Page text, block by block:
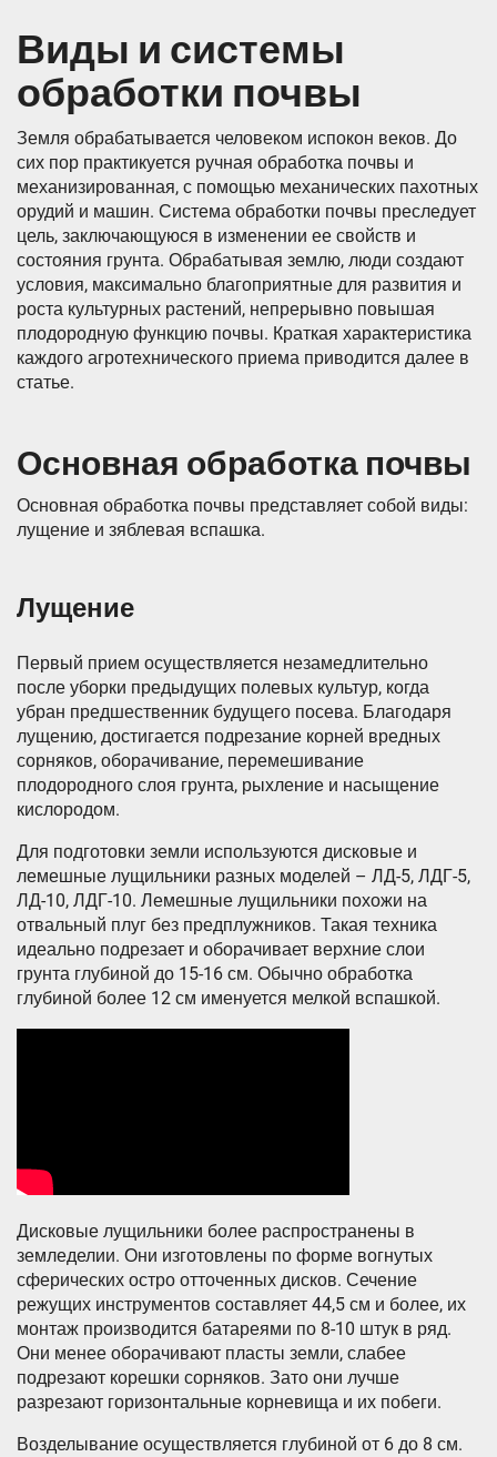
Виды и системы
обработки почвы
Земля обрабатывается человеком испокон веков. До
сих пор практикуется ручная обработка почвы и
механизированная, с помощью механических пахотных
орудий и машин. Система обработки почвы преследует
цель, заключающуюся в изменении ее свойств и
состояния грунта. Обрабатывая землю, люди создают
условия, максимально благоприятные для развития и
роста культурных растений, непрерывно повышая
плодородную функцию почвы. Краткая характеристика
каждого агротехнического приема приводится далее в
статье.
Основная обработка почвы
Основная обработка почвы представляет собой виды:
лущение и зяблевая вспашка.
Лущение
Первый прием осуществляется незамедлительно
после уборки предыдущих полевых культур, когда
убран предшественник будущего посева. Благодаря
лущению, достигается подрезание корней вредных
сорняков, оборачивание, перемешивание
плодородного слоя грунта, рыхление и насыщение
кислородом.
Для подготовки земли используются дисковые и
лемешные лущильники разных моделей – ЛД-5, ЛДГ-5,
ЛД-10, ЛДГ-10. Лемешные лущильники похожи на
отвальный плуг без предплужников. Такая техника
идеально подрезает и оборачивает верхние слои
грунта глубиной до 15-16 см. Обычно обработка
глубиной более 12 см именуется мелкой вспашкой.
Дисковые лущильники более распространены в
земледелии. Они изготовлены по форме вогнутых
сферических остро отточенных дисков. Сечение
режущих инструментов составляет 44,5 см и более, их
монтаж производится батареями по 8-10 штук в ряд.
Они менее оборачивают пласты земли, слабее
подрезают корешки сорняков. Зато они лучше
разрезают горизонтальные корневища и их побеги.
Возделывание осуществляется глубиной от 6 до 8 см.